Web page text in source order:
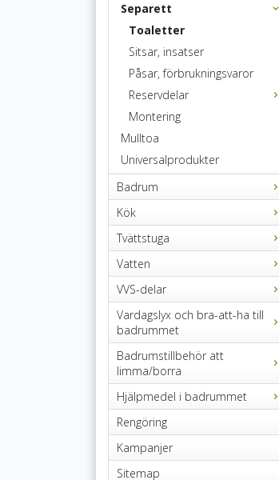
Separett
Toaletter
Sitsar, insatser
Påsar, förbrukningsvaror
Reservdelar
Montering
Mulltoa
Universalprodukter
Badrum
Kök
Tvättstuga
Vatten
VVS-delar
Vardagslyx och bra-att-ha till
badrummet
Badrumstillbehör att
limma/borra
Hjälpmedel i badrummet
Rengöring
Kampanjer
Sitemap